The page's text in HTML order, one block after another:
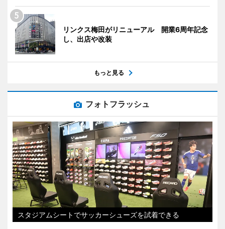
リンクス梅田がリニューアル 開業6周年記念
し、出店や改装
もっと見る
フォトフラッシュ
スタジアムシートでサッカーシューズを試着できる